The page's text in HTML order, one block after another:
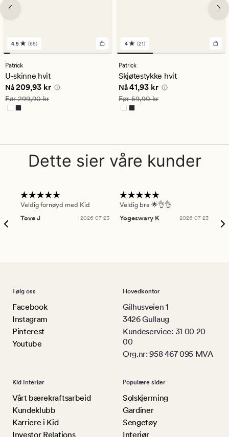
65
anmeldelser
med
en
gjennomsnittlig
vurdering
på
4.5
4.5 (65)
Patrick
U-skinne hvit
Nåværende pris
Nå209,93 kr
Vanlig pris 299,90 kr
Før299,90 kr
21
anmeldelser
med
en
gjennomsnittlig
vurdering
på
4
4 (21)
Patrick
Skjøtestykke hvit
Nåværende pris
Nå41,93 kr
Vanlig pris 59,90 kr
Før59,90 kr
Dette sier våre kunder
Veldig fornøyd med Kid
Tove J
2026-07-23
Veldig bra 🌟👌👌
Yogeswary K
2026-07-23
Følg oss
Facebook
Instagram
Pinterest
Youtube
Hovedkontor
Gilhusveien 1
3426 Gullaug
Kundeservice: 31 00 20
00
Org.nr: 958 467 095 MVA
Kid Interiør
Vårt bærekraftsarbeid
Kundeklubb
Karriere i Kid
Investor Relations
Populære sider
Solskjerming
Gardiner
Sengetøy
Interiør